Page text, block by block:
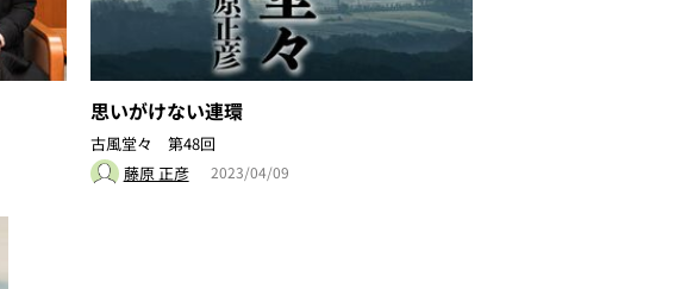
思いがけない連環
古風堂々 第48回
藤原 正彦
2023/04/09